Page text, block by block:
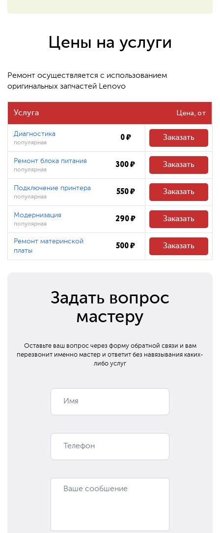
Цены на услуги
Ремонт осуществляется с использованием
оригинальных запчастей Lenovo
Услуга Цена
Диагностика
популярная 0 ₽ Заказать
Ремонт блока питания
популярная 300 ₽ Заказать
Подключение принтера
популярная 550 ₽ Заказать
Модернизация
популярная 290 ₽ Заказать
Ремонт материнской
платы
500 ₽ Заказать
Задать вопрос
мастеру
Оставьте ваш вопрос через форму обратной связи и вам
перезвонит именно мастер и ответит без навязывания каких-
либо услуг